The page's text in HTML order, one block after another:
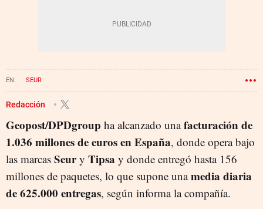
SEUR
Redacción
Geopost/DPDgroup ha alcanzado unafacturación de
1.036 millones de euros en España, donde opera bajo
las marcas Seury Tipsa y donde entregó hasta 156
millones de paquetes, lo que supone unamedia diaria
de 625.000 entregas, según informa la compañía.